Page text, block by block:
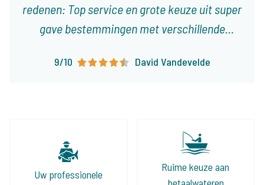
redenen: Top service en grote keuze uit super
gave bestemmingen met verschillende
visvakanties die op het lijf geschreven zijn!
9/10 David Vandevelde
Uw professionele
Ruime keuze aan